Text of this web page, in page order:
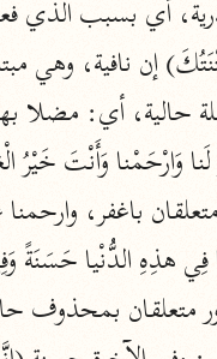
حالية، أي:
متعلقان بمحذوف